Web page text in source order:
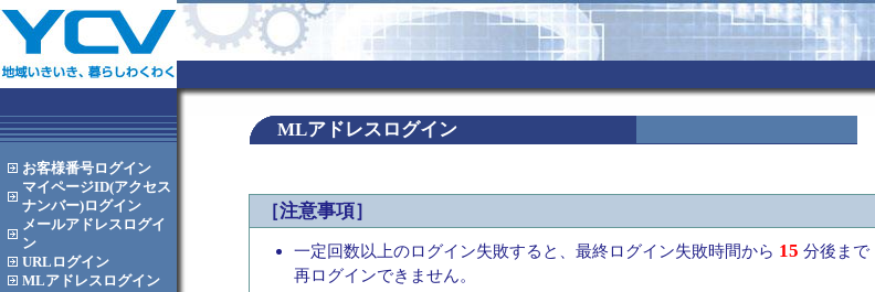
お客様番号ログイン
マイページID(アクセス
ナンバー)ログイン
メールアドレス ログイ
ン
URL ログイン
MLアドレス ログイン
MLアドレスログイン
［注意事項］
一定回数以上のログイン失敗すると、最終ログイン失敗時間から 15 分後まで
再ログインできません。